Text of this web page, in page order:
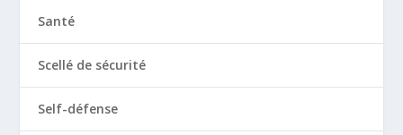
Santé
Scellé de sécurité
Self-défense